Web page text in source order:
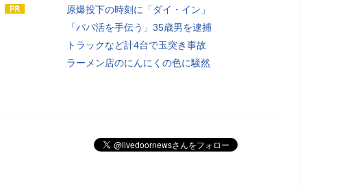
原爆投下の時刻に「ダイ・イン」
「パパ活を手伝う」35歳男を逮捕
トラックなど計4台で玉突き事故
ラーメン店のにんにくの色に騒然